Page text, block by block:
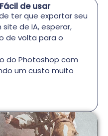
de usar
ter que exportar seu
de IA, esperar,
de volta para o
do Photoshop com
um custo muito